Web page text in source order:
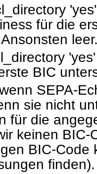
für die
BIC
SEPA-
sie nicht
für die
keinen
BIC-Code
finden).